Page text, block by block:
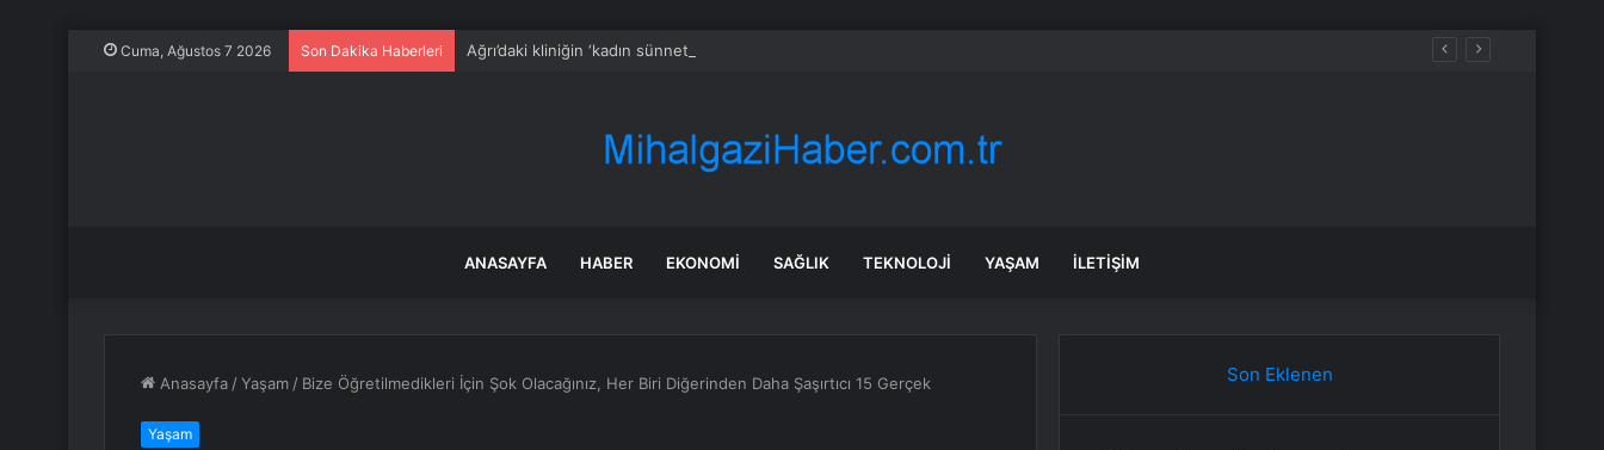
Cuma, Ağustos 7 2026 Son Dakika Haberleri Ağrı’daki kliniğin ‘kadın sünneti’ ilanına soruşturma
ANASAYFA HABER EKONOMI SAĞLIK TEKNOLOJI YAŞAM İLETIŞIM
Anasayfa /Yaşam / Bize Öğretilmedikleri İçin Şok Olacağınız, Her Biri Diğerinden Daha Şaşırtıcı 15 Gerçek
Yaşam
Son Eklenen